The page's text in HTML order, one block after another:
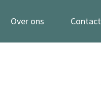
Over ons Contact